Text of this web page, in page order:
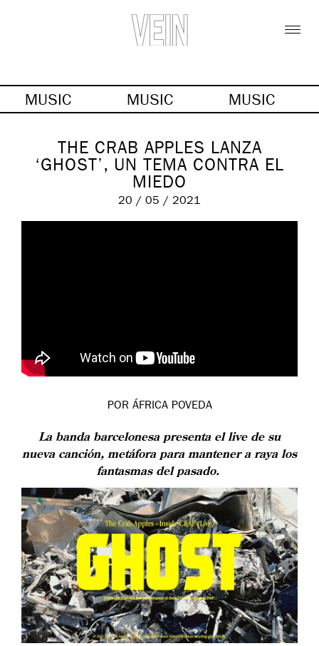
MUSIC MUSIC MUSIC
THE CRAB APPLES LANZA
‘GHOST’, UN TEMA CONTRA EL
MIEDO
20 / 05 / 2021
POR ÁFRICA POVEDA
La banda barcelonesa presenta el live de su
nueva canción, metáfora para mantener a raya los
fantasmas del pasado.